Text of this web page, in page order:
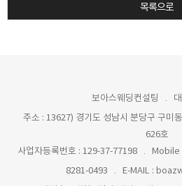
목록으로
보아스웨딩컨설팅
주소 : 13627) 경기도 성남시 분당구 구미
626호
사업자등록번호 : 129-37-77198
Mobile
8281-0493
E-MAIL :